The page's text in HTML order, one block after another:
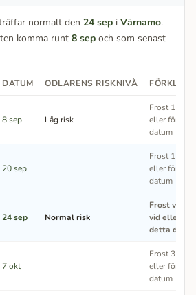
normalt den 24 sep i Värnamo.
komma runt 8 sep och som senast
DATUM ODLARENS RISKNIVÅ
8 sep Låg risk
Frost 1 av
eller före
datum
20 sep
Frost 1 av 4
eller före
datum
24 sep Normal risk
Frost
vid eller
detta
7 okt
Frost 3 av 4
eller före
datum